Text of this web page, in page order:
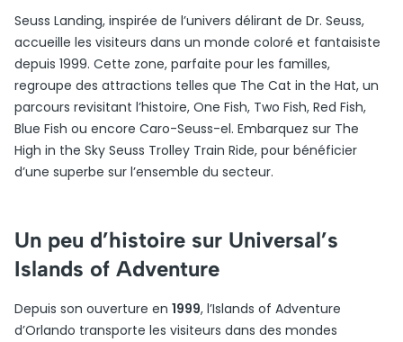
Seuss Landing, inspirée de l’univers délirant de Dr. Seuss,
accueille les visiteurs dans un monde coloré et fantaisiste
depuis 1999. Cette zone, parfaite pour les familles,
regroupe des attractions telles que The Cat in the Hat, un
parcours revisitant l’histoire, One Fish, Two Fish, Red Fish,
Blue Fish ou encore Caro-Seuss-el. Embarquez sur The
High in the Sky Seuss Trolley Train Ride, pour bénéficier
d’une superbe sur l’ensemble du secteur.
Un peu d’histoire sur Universal’s
Islands of Adventure
Depuis son ouverture en 1999, l’Islands of Adventure
d’Orlando transporte les visiteurs dans des mondes